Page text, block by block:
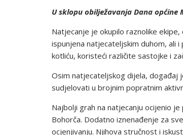
U sklopu obilježavanja Dana
Natjecanje je okupilo raznolike
ispunjena natjecateljskim duhom, ali
kotliću, koristeći različite sastojke i
Osim natjecateljskog dijela, događaj
sudjelovati u brojnim popratnim
Najbolji grah na natjecanju ocijenio
Bohorča. Dodatno iznenađenje za
ocjenjivanju. Njihova stručnost i